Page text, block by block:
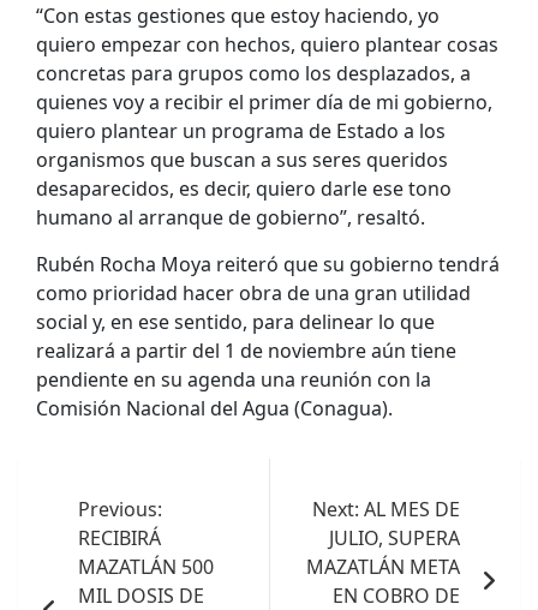
“Con estas gestiones que estoy haciendo, yo
quiero empezar con hechos, quiero plantear cosas
concretas para grupos como los desplazados, a
quienes voy a recibir el primer día de mi gobierno,
quiero plantear un programa de Estado a los
organismos que buscan a sus seres queridos
desaparecidos, es decir, quiero darle ese tono
humano al arranque de gobierno”, resaltó.
Rubén Rocha Moya reiteró que su gobierno tendrá
como prioridad hacer obra de una gran utilidad
social y, en ese sentido, para delinear lo que
realizará a partir del 1 de noviembre aún tiene
pendiente en su agenda una reunión con la
Comisión Nacional del Agua (Conagua).
entradas
Previous:
RECIBIRÁ
MAZATLÁN 500
MIL DOSIS DE
Next: AL MES DE
JULIO, SUPERA
MAZATLÁN META
EN COBRO DE